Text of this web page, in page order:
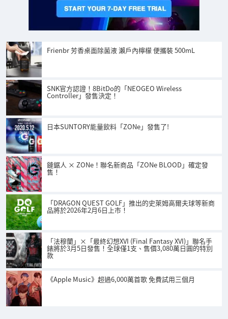
Frienbr 芳香桌面除菌液 瀨戶內檸檬 便攜裝 500mL
SNK官方認證！8BitDo的「NEOGEO Wireless
Controller」發售決定！
日本SUNTORY能量飲料「ZONe」發售了!
鏈鋸人 × ZONe！聯名新商品「ZONe BLOOD」確定發
售！
「DRAGON QUEST GOLF」推出的史萊姆高爾夫球等新商
品將於2026年2月6日上市！
「法穆蘭」×「最終幻想XVI (Final Fantasy XVI)」聯名手
錶將於3月5日發售！全球僅1支、售價3,080萬日圓的特別
款
《Apple Music》超過6,000萬首歌 免費試用三個月